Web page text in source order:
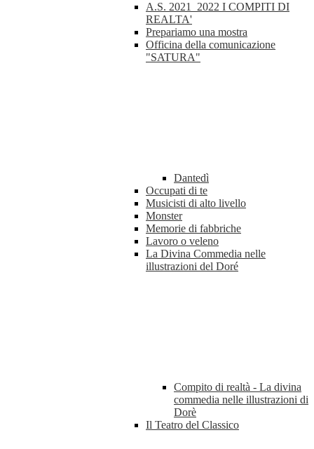
A.S. 2021_2022 I COMPITI DI
REALTA'
Prepariamo una mostra
Officina della comunicazione
"SATURA"
Dantedì
Occupati di te
Musicisti di alto livello
Monster
Memorie di fabbriche
Lavoro o veleno
La Divina Commedia nelle
illustrazioni del Doré
Compito di realtà - La divina
commedia nelle illustrazioni di
Dorè
Il Teatro del Classico